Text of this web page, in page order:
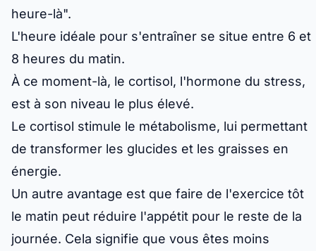
heure-là".
L'heure idéale pour s'entraîner se situe entre 6 et
8 heures du matin.
À ce moment-là, le cortisol, l'hormone du stress,
est à son niveau le plus élevé.
Le cortisol stimule le métabolisme, lui permettant
de transformer les glucides et les graisses en
énergie.
Un autre avantage est que faire de l'exercice tôt
le matin peut réduire l'appétit pour le reste de la
journée. Cela signifie que vous êtes moins